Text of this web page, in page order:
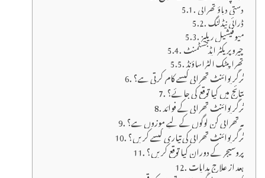
دستی دباؤ تھراپی
ڈرائی نیڈلنگ
میوفیشیل ریلیز
چیروپریکٹر ایڈجسٹمنٹ
تھراپیٹک الٹراساؤنڈ
ٹرگر پوائنٹ تھراپی کیسے کام کرتی ہے؟
نتائج میں کیا توقع کی جائے؟
ٹرگر پوائنٹ تھراپی کے فوائد
یہ تھراپی کن لوگوں کے لیے موزوں ہے؟
ٹرگر پوائنٹ تھراپی کی تیاری کیسے کریں؟
پروسیجر کے دوران کیا توقع کریں؟
بعد از علاج ہدایات